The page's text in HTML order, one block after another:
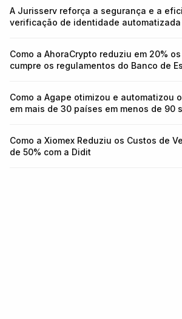
A Jurisserv reforça a segurança e a
verificação de identidade automatizada
Como a AhoraCrypto reduziu em 20%
cumpre os regulamentos do Banco de
Como a Agape otimizou e automatizou
em mais de 30 países em menos de 90
Como a Xiomex Reduziu os Custos de
de 50% com a Didit